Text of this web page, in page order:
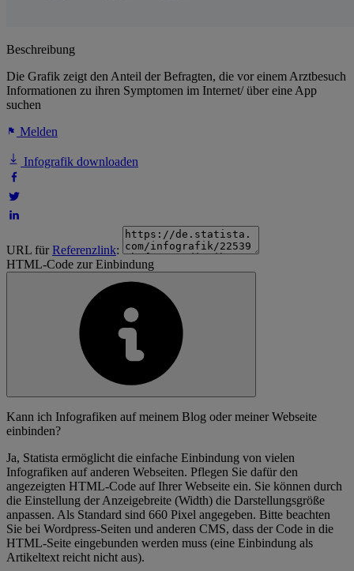
Beschreibung
Die Grafik zeigt den Anteil der Befragten, die vor einem Arztbesuch
Informationen zu ihren Symptomen im Internet/ über eine App
suchen
Melden
Infografik downloaden
URL fürReferenzlink:
HTML-Code zur Einbindung
Kann ich Infografiken auf meinem Blog oder meiner Webseite
einbinden?
Ja, Statista ermöglicht die einfache Einbindung von vielen
Infografiken auf anderen Webseiten. Pflegen Sie dafür den
angezeigten HTML-Code auf Ihrer Webseite ein. Sie können durch
die Einstellung der Anzeigebreite (Width) die Darstellungsgröße
anpassen. Als Standard sind 660 Pixel angegeben. Bitte beachten
Sie bei Wordpress-Seiten und anderen CMS, dass der Code in die
HTML-Seite eingebunden werden muss (eine Einbindung als
Artikeltext reicht nicht aus).